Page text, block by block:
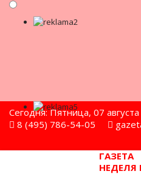
Сегодня: Пятница, 07
8 (495) 786-54-05
ГАЗЕТА
НЕДЕЛЯ